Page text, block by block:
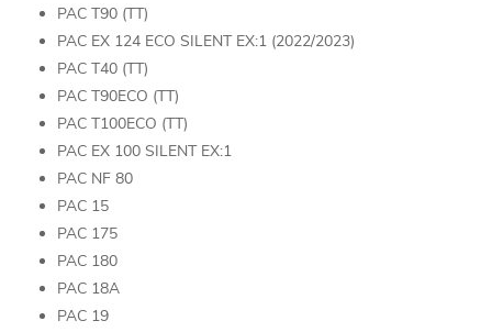
PAC T90 (TT)
PAC EX 124 ECO SILENT EX:1 (2022/2023)
PAC T40 (TT)
PAC T90ECO (TT)
PAC T100ECO (TT)
PAC EX 100 SILENT EX:1
PAC NF 80
PAC 15
PAC 175
PAC 180
PAC 18A
PAC 19